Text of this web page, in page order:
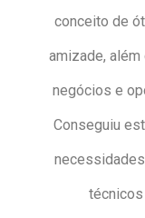
conceito de
amizade,
negócios e
Conseguiu